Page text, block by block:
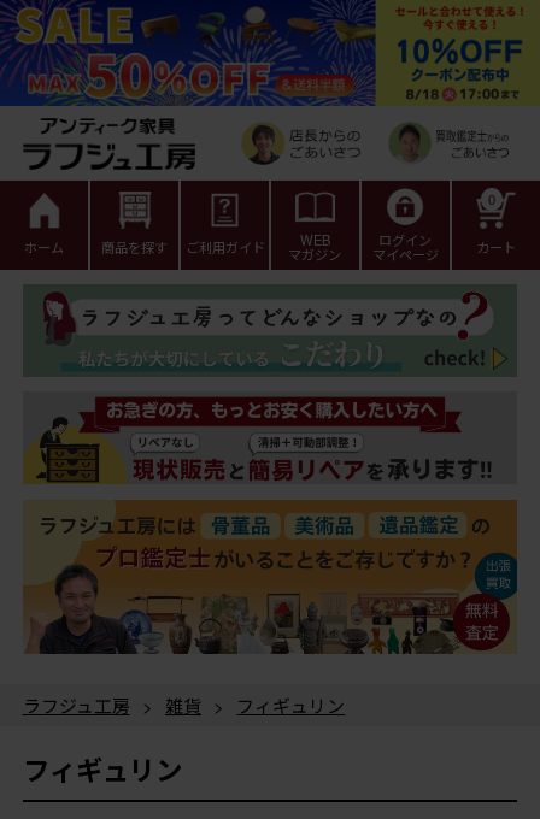
ホーム 商品を探す ご利用ガイド WEB
マガジン
ログイン
マイページ カート
0
ラフジュ工房 > 雑貨 > フィギュリン
フィギュリン